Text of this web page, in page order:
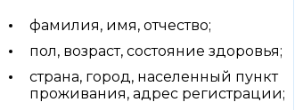
фамилия, имя, отчество;
пол, возраст, состояние здоровья;
страна, город, населенный пункт
проживания, адрес регистрации;